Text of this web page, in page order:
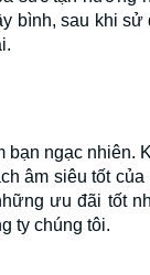
bình, sau khi sử
ngạc nhiên.
âm siêu tốt
ưu đãi tốt
ty chúng tôi.